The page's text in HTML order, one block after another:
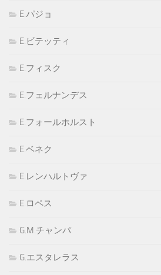
E.パジョ
E.ビテッティ
E.フィスク
E.フェルナンデス
E.フォールホルスト
E.ベネク
E.レンハルトヴァ
E.ロペス
G.M.チャンパ
G.エスタレラス